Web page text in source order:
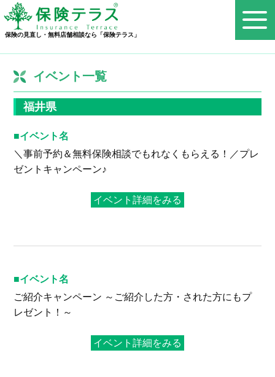
保険の見直し・無料店舗相談なら「保険テラス」
イベント一覧
福井県
イベント名
＼事前予約＆無料保険相談でもれなくもらえる！／プレ
ゼントキャンペーン♪
イベント詳細をみる
イベント名
ご紹介キャンペーン ～ご紹介した方・された方にもプ
レゼント！～
イベント詳細をみる